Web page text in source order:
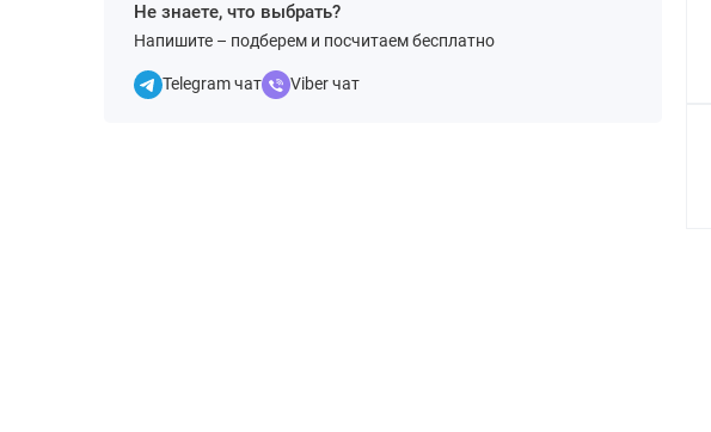
Не знаете, что выбрать?
Напишите – подберем и посчитаем бесплатно
Telegram чат Viber чат